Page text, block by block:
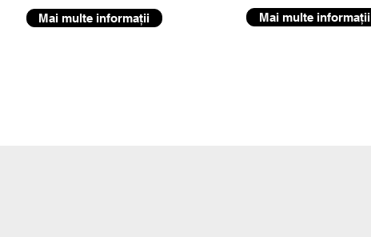
Mai multe informații Mai multe informații